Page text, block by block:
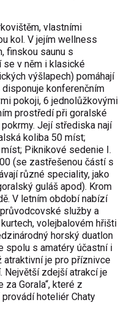
vlastními
kol. V jejím wellness
finskou saunu s
se v něm i klasické
výšlapech) pomáhají
disponuje konferenčním
pokoji, 6 jednolůžkovými
prostředí při goralské
Jejístřediska nají
koliba 50 míst;
Piknikové sedenie I.
(se zastřešenou částí s
různé speciality, jako
guláš apod). Krom
V letním období nabízí
služby a
volejbalovém hřišti
horský duatlon
spolu s amatéry účastní i
atraktivní je pro příznivce
Největší zdejší atrakcí je
Gorala“, které z
provádí hoteliér Chaty